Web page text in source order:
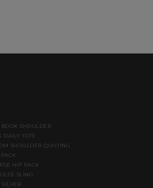
SHOULDER
DAILY TOTE
SHOULDER QUILTING
HIP PACK
SLING